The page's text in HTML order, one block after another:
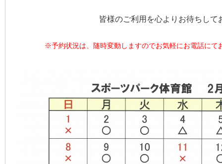
皆様のご利用を心よりお待ちして
※予約状況は、随時変動しますのでお気軽にお電話にて